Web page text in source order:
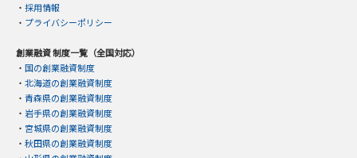
・ 採用情報
・ プライバシーポリシー
創業融資 制度一覧（全国対応）
・ 国の創業融資制度
・ 北海道の創業融資制度
・ 青森県の創業融資制度
・ 岩手県の創業融資制度
・ 宮城県の創業融資制度
・ 秋田県の創業融資制度